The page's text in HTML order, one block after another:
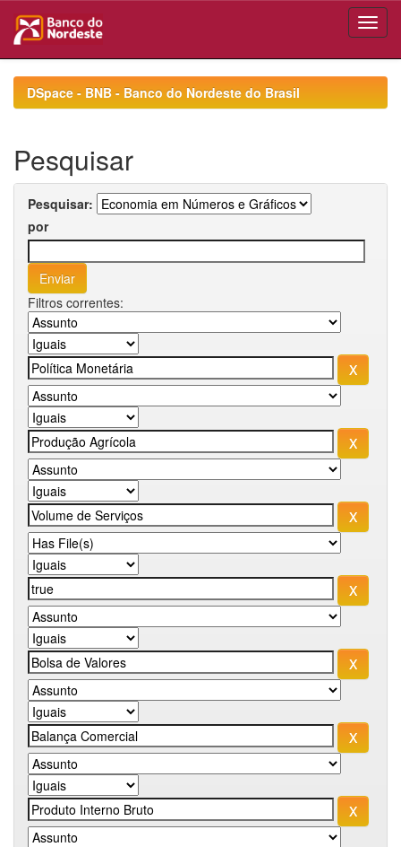
navigationDSpace - BNB - Banco do Nordeste do Brasil
Pesquisar
Pesquisar:
por
Filtros correntes: